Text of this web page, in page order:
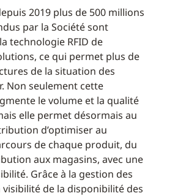
2019 plus de 500 millions
par la Société sont
technologie RFID de
ce qui permet plus de
de la situation des
Non seulement cette
le volume et la qualité
elle permet désormais au
d’optimiser au
de chaque produit, du
aux magasins, avec une
Grâce à la gestion des
visibilité de la disponibilité des